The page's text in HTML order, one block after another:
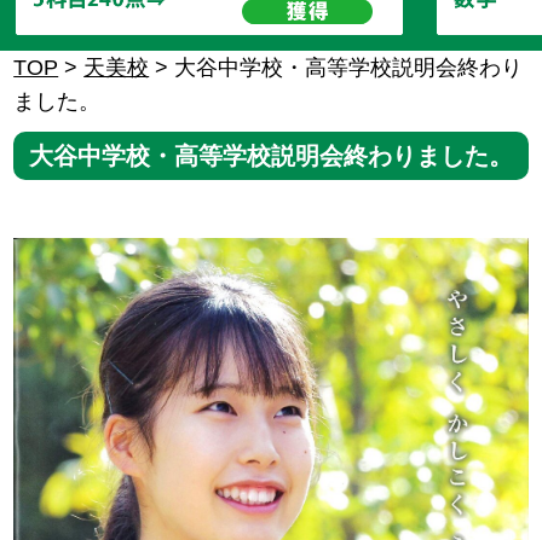
TOP > 天美校 > 大谷中学校・高等学校説明会終わり
ました。
大谷中学校・高等学校説明会終わりました。